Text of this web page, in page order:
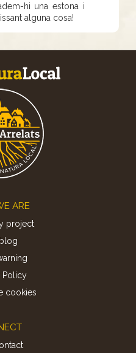
hi una estona i
alguna cosa!
ARE
project
Policy
cookies